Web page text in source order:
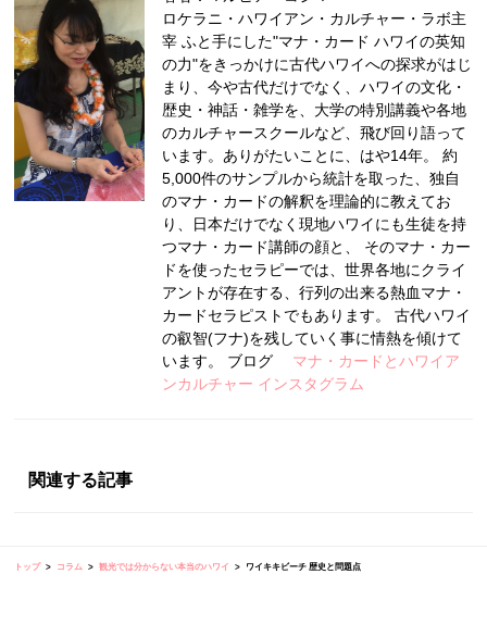
ロケラニ・ハワイアン・カルチャー・ラボ主
宰 ふと手にした"マナ・カード ハワイの英知
の力"をきっかけに古代ハワイへの探求がはじ
まり、今や古代だけでなく、ハワイの文化・
歴史・神話・雑学を、大学の特別講義や各地
のカルチャースクールなど、飛び回り語って
います。ありがたいことに、はや14年。 約
5,000件のサンプルから統計を取った、独自
のマナ・カードの解釈を理論的に教えてお
り、日本だけでなく現地ハワイにも生徒を持
つマナ・カード講師の顔と、 そのマナ・カー
ドを使ったセラピーでは、世界各地にクライ
アントが存在する、行列の出来る熱血マナ・
カードセラピストでもあります。 古代ハワイ
の叡智(フナ)を残していく事に情熱を傾けて
います。 ブログ マナ・カードとハワイア
ンカルチャー インスタグラム
関連する記事
トップ コラム 観光では分からない本当のハワイ ワイキキビーチ 歴史と問題点